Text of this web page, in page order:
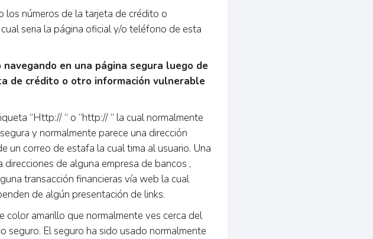
los números de la tarjeta de crédito o
seria la página oficial y/o teléfono de esta
en una página segura luego de
de crédito o otro información vulnerable
“Http:// “ o “http:// “ la cual normalmente
y normalmente parece una dirección
un correo de estafa la cual tima al usuario. Una
de alguna empresa de bancos ,
transacción financieras vía web la cual
de algún presentación de links.
color amarillo que normalmente ves cerca del
seguro. El seguro ha sido usado normalmente